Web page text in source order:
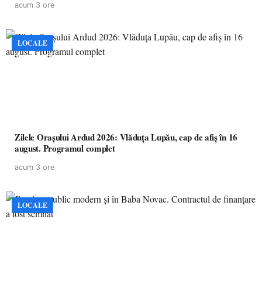
acum 3 ore
LOCALE
Zilele Orașului Ardud 2026: Vlăduța Lupău, cap de afiș în 16
august. Programul complet
acum 3 ore
LOCALE